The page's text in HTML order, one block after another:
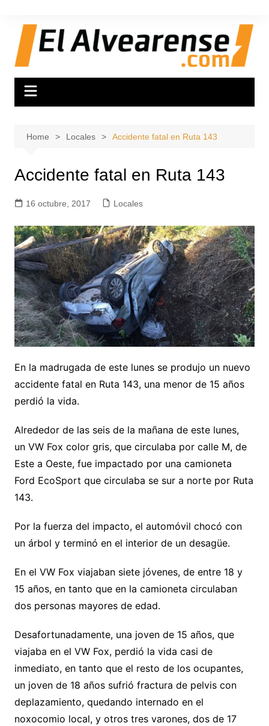
content
Home Locales Accidente fatal en Ruta 143
Accidente fatal en Ruta 143
16 octubre, 2017 Locales
En la madrugada de este lunes se produjo un nuevo
accidente fatal en Ruta 143, una menor de 15 años
perdió la vida.
Alrededor de las seis de la mañana de este lunes,
un VW Fox color gris, que circulaba por calle M, de
Este a Oeste, fue impactado por una camioneta
Ford EcoSport que circulaba se sur a norte por Ruta
143.
Por la fuerza del impacto, el automóvil chocó con
un árbol y terminó en el interior de un desagüe.
En el VW Fox viajaban siete jóvenes, de entre 18 y
15 años, en tanto que en la camioneta circulaban
dos personas mayores de edad.
Desafortunadamente, una joven de 15 años, que
viajaba en el VW Fox, perdió la vida casi de
inmediato, en tanto que el resto de los ocupantes,
un joven de 18 años sufrió fractura de pelvis con
deplazamiento, quedando internado en el
noxocomio local, y otros tres varones, dos de 17